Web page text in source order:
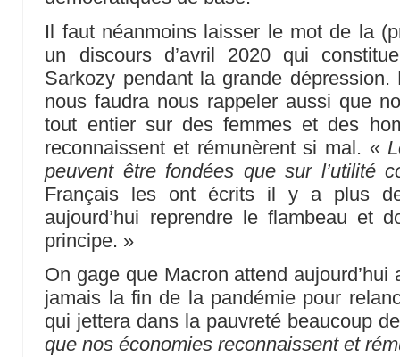
Il faut néanmoins laisser le mot de la
un discours d’avril 2020 qui
Sarkozy pendant la grande
nous faudra nous rappeler aussi que
tout entier sur des femmes et des
reconnaissent et rémunèrent si mal. «
peuvent être fondées que sur l’utilité
Français les ont écrits il y a plus
aujourd’hui reprendre le flambeau et
principe. »
On gage que Macron attend aujourd’hui
jamais la fin de la pandémie pour
qui jettera dans la pauvreté beaucoup
que nos économies reconnaissent et